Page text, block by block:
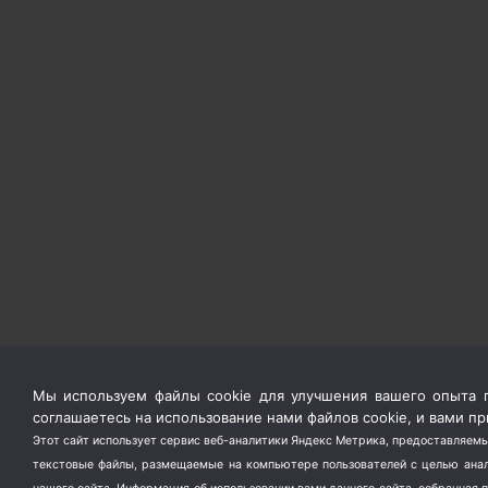
Мы используем файлы cookie для улучшения вашего опыта
соглашаетесь на использование нами файлов cookie, и вами
Этот сайт использует сервис веб-аналитики Яндекс Метрика,
текстовые файлы, размещаемые на компьютере пользователей с целью